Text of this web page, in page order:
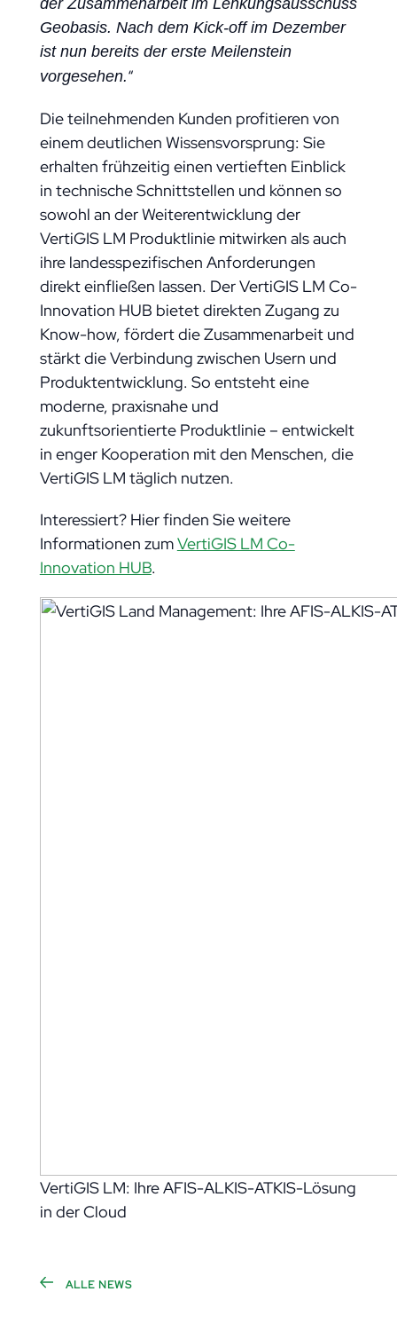
der Zusammenarbeit im Lenkungsausschuss
Geobasis. Nach dem Kick-off im Dezember
ist nun bereits der erste Meilenstein
vorgesehen.“
Die teilnehmenden Kunden profitieren von
einem deutlichen Wissensvorsprung: Sie
erhalten frühzeitig einen vertieften Einblick
in technische Schnittstellen und können so
sowohl an der Weiterentwicklung der
VertiGIS LM Produktlinie mitwirken als auch
ihre landesspezifischen Anforderungen
direkt einfließen lassen. Der VertiGIS LM Co-
Innovation HUB bietet direkten Zugang zu
Know-how, fördert die Zusammenarbeit und
stärkt die Verbindung zwischen Usern und
Produktentwicklung. So entsteht eine
moderne, praxisnahe und
zukunftsorientierte Produktlinie – entwickelt
in enger Kooperation mit den Menschen, die
VertiGIS LM täglich nutzen.
Interessiert? Hier finden Sie weitere
Informationen zumVertiGIS LM Co-
Innovation HUB.
VertiGIS LM: Ihre AFIS-ALKIS-ATKIS-Lösung
in der Cloud
ALLE NEWS